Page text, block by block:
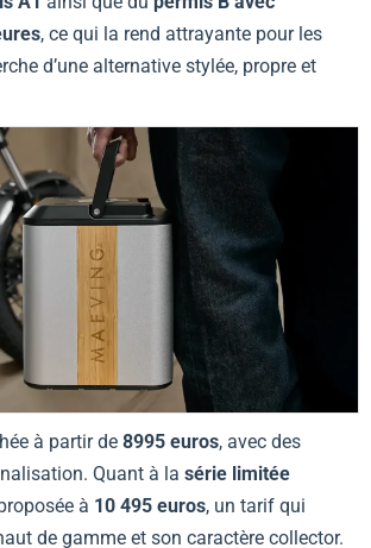
, ce qui la rend attrayante pour les
d’une alternative stylée, propre et
à partir de 8995 euros, avec des
Quant à la série limitée
à 10 495 euros, un tarif qui
de gamme et son caractère collector.